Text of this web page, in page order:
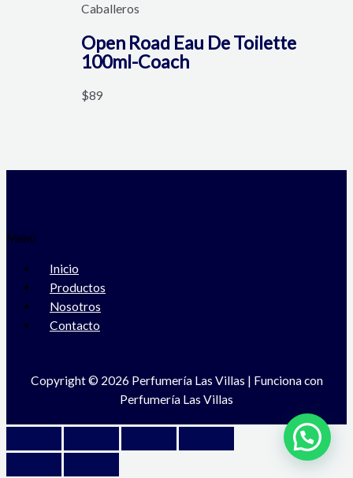
Caballeros
Open Road Eau De Toilette
100ml-Coach
$89
Menú
Inicio
Productos
Nosotros
Contacto
Copyright © 2026 Perfumería Las Villas | Funciona con
Perfumería Las Villas